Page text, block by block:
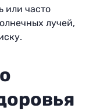
или часто
лучей,